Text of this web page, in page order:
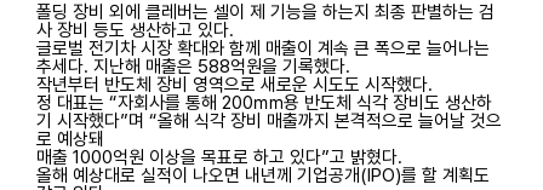
폴딩 장비 외에 클레버는 셀이 제 기능을 하는지 최종 판별하는 검
사 장비 등도 생산하고 있다.
글로벌 전기차 시장 확대와 함께 매출이 계속 큰 폭으로 늘어나는
추세다. 지난해 매출은 588억원을 기록했다.
작년부터 반도체 장비 영역으로 새로운 시도도 시작했다.
정 대표는 “자회사를 통해 200㎜용 반도체 식각 장비도 생산하
기 시작했다”며 “올해 식각 장비 매출까지 본격적으로 늘어날 것으
로 예상돼
매출 1000억원 이상을 목표로 하고 있다”고 밝혔다.
올해 예상대로 실적이 나오면 내년께 기업공개(IPO)를 할 계획도